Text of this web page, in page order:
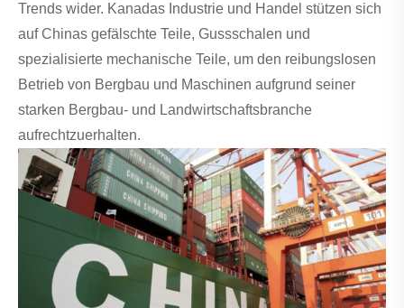
Trends wider. Kanadas Industrie und Handel stützen sich
auf Chinas gefälschte Teile, Gussschalen und
spezialisierte mechanische Teile, um den reibungslosen
Betrieb von Bergbau und Maschinen aufgrund seiner
starken Bergbau- und Landwirtschaftsbranche
aufrechtzuerhalten.